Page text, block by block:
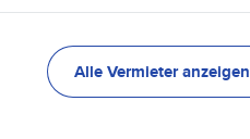
Alle Vermieter anzeigen